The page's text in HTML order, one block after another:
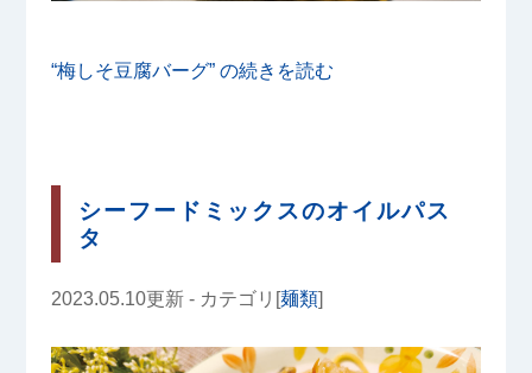
“梅しそ豆腐バーグ” の続きを読む
シーフードミックスのオイルパス
タ
2023.05.10更新 - カテゴリ[麺類]